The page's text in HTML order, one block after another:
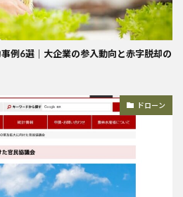
例6選｜大企業の参入動向と赤字脱却の
ドローン